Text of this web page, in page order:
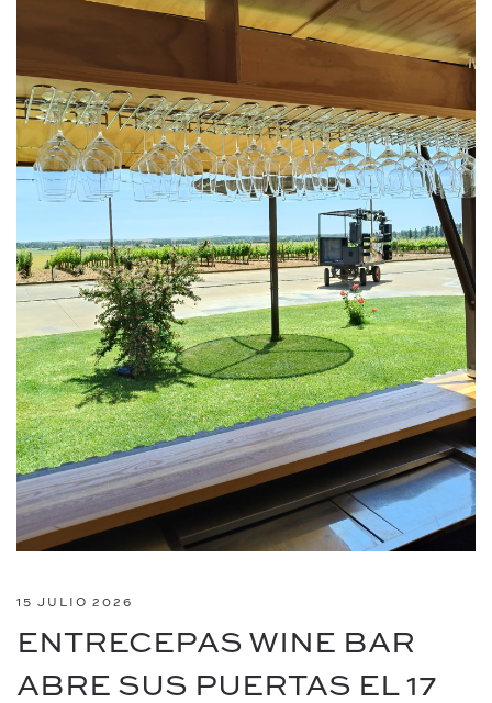
15 JULIO 2026
ENTRECEPAS WINE BAR
ABRE SUS PUERTAS EL 17